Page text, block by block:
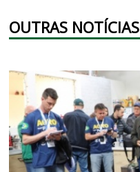
OUTRAS NOTÍCIAS